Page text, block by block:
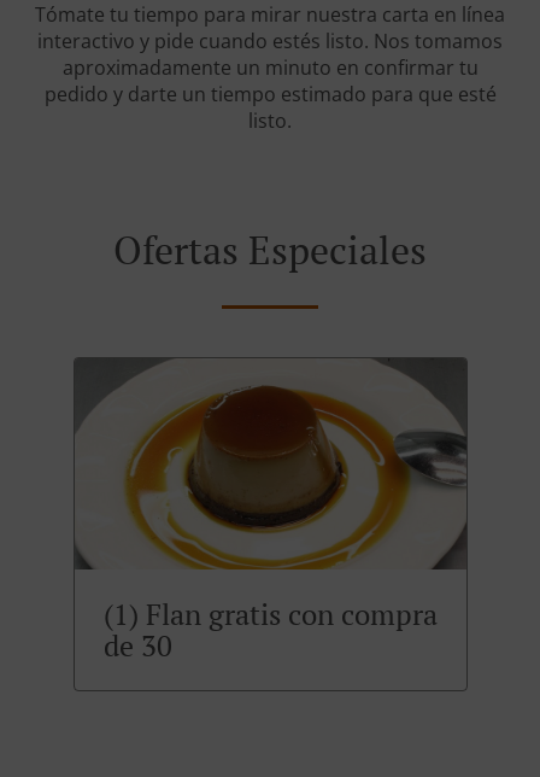
Tómate tu tiempo para mirar nuestra carta en línea
interactivo y pide cuando estés listo. Nos tomamos
aproximadamente un minuto en confirmar tu
pedido y darte un tiempo estimado para que esté
listo.
Ofertas Especiales
(1) Flan gratis con compra
de 30